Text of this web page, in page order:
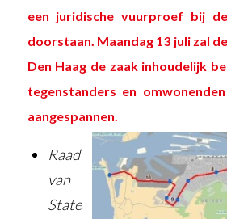
een juridische vuurproef bij
doorstaan. Maandag 13 juli zal
Den Haag de zaak inhoudelijk
tegenstanders en
aangespannen.
Raad
van
State